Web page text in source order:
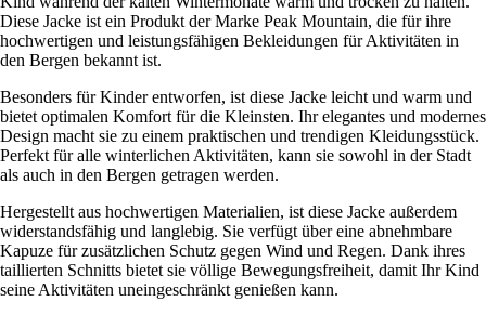
Diese Jacke ist ein Produkt der Marke Peak Mountain, die für ihre
hochwertigen und leistungsfähigen Bekleidungen für Aktivitäten in
den Bergen bekannt ist.
Besonders für Kinder entworfen, ist diese Jacke leicht und warm und
bietet optimalen Komfort für die Kleinsten. Ihr elegantes und modernes
Design macht sie zu einem praktischen und trendigen Kleidungsstück.
Perfekt für alle winterlichen Aktivitäten, kann sie sowohl in der Stadt
als auch in den Bergen getragen werden.
Hergestellt aus hochwertigen Materialien, ist diese Jacke außerdem
widerstandsfähig und langlebig. Sie verfügt über eine abnehmbare
Kapuze für zusätzlichen Schutz gegen Wind und Regen. Dank ihres
taillierten Schnitts bietet sie völlige Bewegungsfreiheit, damit Ihr Kind
seine Aktivitäten uneingeschränkt genießen kann.